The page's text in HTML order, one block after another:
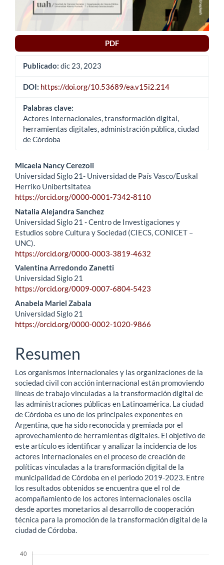
PDF
Publicado: dic 23, 2023
DOI: https://doi.org/10.53689/ea.v15i2.214
Palabras clave:
Actores internacionales, transformación digital,
herramientas digitales, administración pública, ciudad
de Córdoba
Contenido
principal
del
artículo
Micaela Nancy Cerezoli
Universidad Siglo 21- Universidad de País Vasco/Euskal
Herriko Unibertsitatea
https://orcid.org/0000-0001-7342-8110
Natalia Alejandra Sanchez
Universidad Siglo 21 - Centro de Investigaciones y
Estudios sobre Cultura y Sociedad (CIECS, CONICET –
UNC).
https://orcid.org/0000-0003-3819-4632
Valentina Arredondo Zanetti
Universidad Siglo 21
https://orcid.org/0009-0007-6804-5423
Anabela Mariel Zabala
Universidad Siglo 21
https://orcid.org/0000-0002-1020-9866
Resumen
Los organismos internacionales y las organizaciones de la
sociedad civil con acción internacional están promoviendo
líneas de trabajo vinculadas a la transformación digital de
las administraciones públicas en Latinoamérica. La ciudad
de Córdoba es uno de los principales exponentes en
Argentina, que ha sido reconocida y premiada por el
aprovechamiento de herramientas digitales. El objetivo de
este artículo es identificar y analizar la incidencia de los
actores internacionales en el proceso de creación de
políticas vinculadas a la transformación digital de la
municipalidad de Córdoba en el periodo 2019-2023. Entre
los resultados obtenidos se encuentra que el rol de
acompañamiento de los actores internacionales oscila
desde aportes monetarios al desarrollo de cooperación
técnica para la promoción de la transformación digital de la
ciudad de Córdoba.